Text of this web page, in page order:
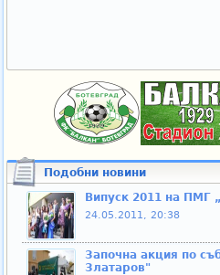
Подобни новини
Випуск 2011 на ПМГ
24.05.2011, 20:38
Започна акция по
Златаров"